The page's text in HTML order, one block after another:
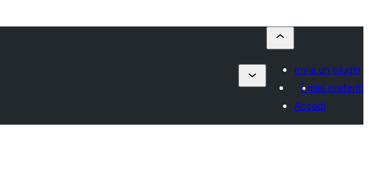
Invia un plugin
I miei preferiti
Accedi